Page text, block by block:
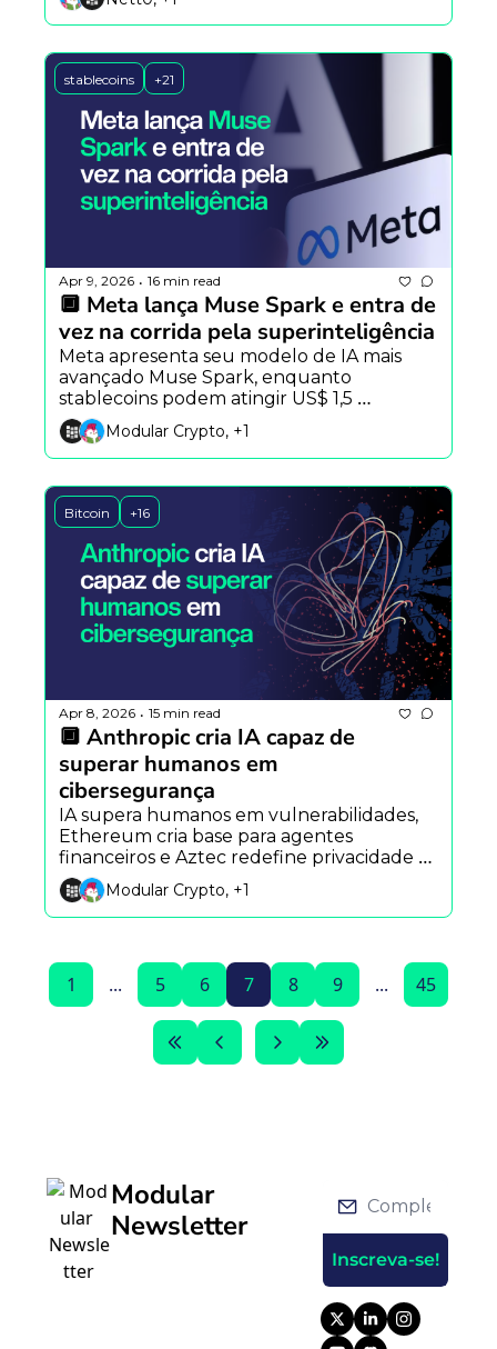
cripto.
stablecoins +21
Apr 9, 2026 • 16 min read
🔲 Meta lança Muse Spark e entra de
vez na corrida pela superinteligência
Meta apresenta seu modelo de IA mais
avançado Muse Spark, enquanto
stablecoins podem atingir US$ 1,5
quadrilhão em volume e investigação
revela rede ligada à Coreia do Norte
gerando milhões.
Modular Crypto, +1
Bitcoin +16
Apr 8, 2026 • 15 min read
🔲 Anthropic cria IA capaz de
superar humanos em
cibersegurança
IA supera humanos em vulnerabilidades,
Ethereum cria base para agentes
financeiros e Aztec redefine privacidade
no blockchain
Modular Crypto, +1
1 ... 5 6 7 8 9 ... 45
Modular
Newsletter
Inscreva-se!